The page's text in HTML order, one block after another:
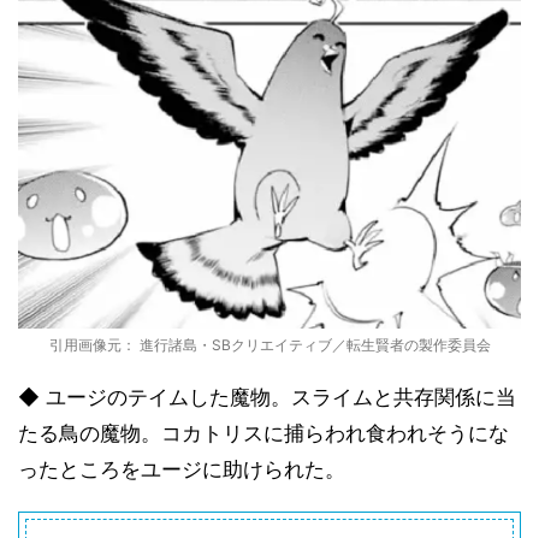
引用画像元： 進行諸島・SBクリエイティブ／転生賢者の製作委員会
◆ ユージのテイムした魔物。スライムと共存関係に当
たる鳥の魔物。コカトリスに捕らわれ食われそうにな
ったところをユージに助けられた。